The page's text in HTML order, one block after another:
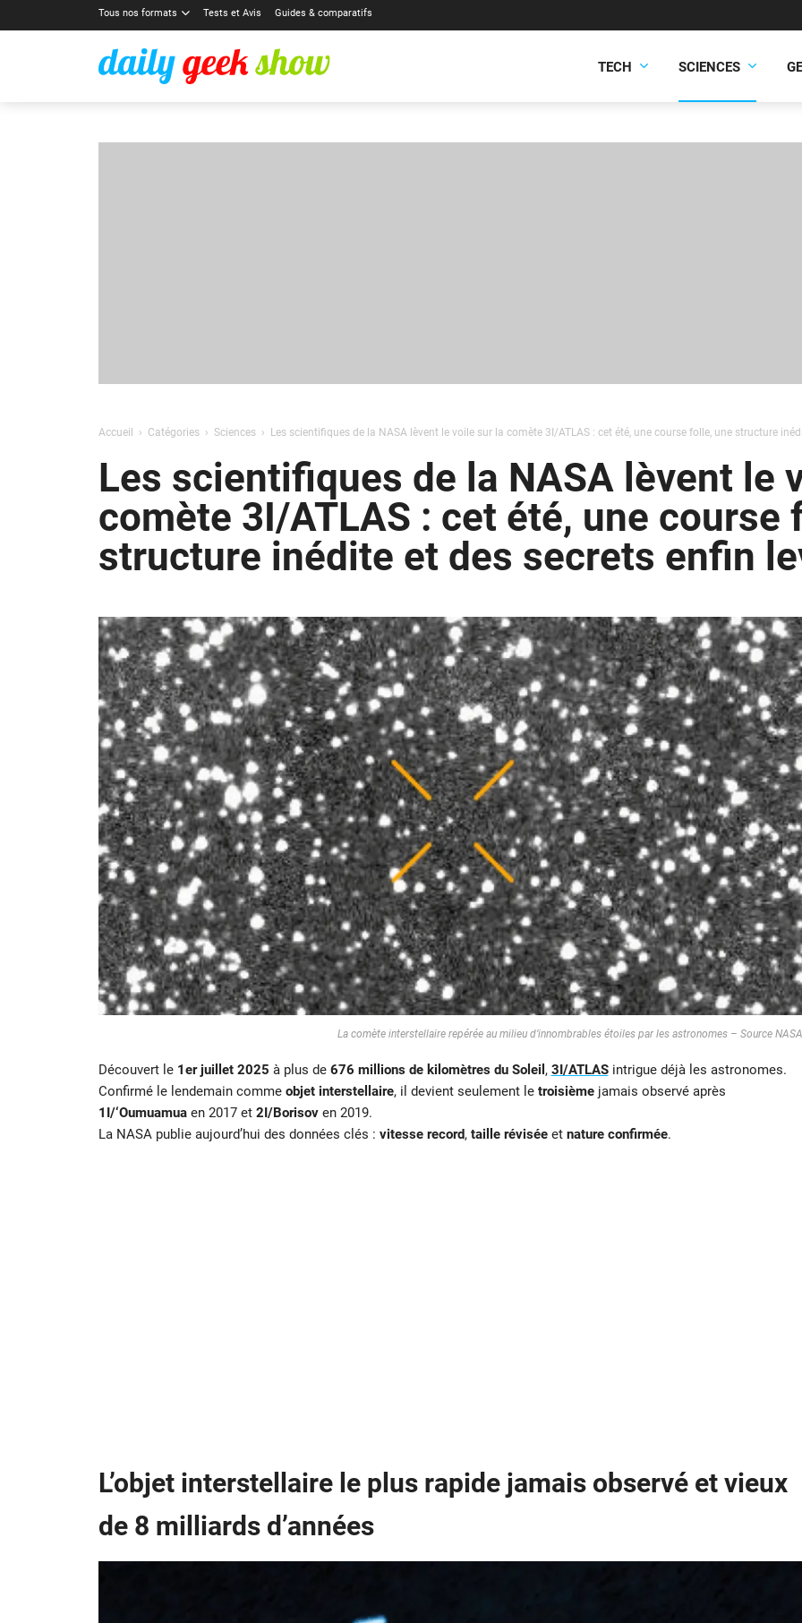
Tous nos formats Tests et Avis Guides & comparatifs
TECH SCIENCES
Accueil Catégories Sciences Les scientifiques de la NASA lèvent le voile sur la comète 3I/ATLAS : cet été, une course folle, une structure
Les scientifiques de la NASA lèvent le
comète 3I/ATLAS : cet été, une course
structure inédite et des secrets enfin
La comète interstellaire repérée au milieu d’innombrables étoiles par les astronomes – Source NASA
Découvert le 1er juillet 2025 à plus de 676 millions de kilomètres du Soleil , 3I/ATLASintrigue déjà les astronomes.
Confirmé le lendemain comme objet interstellaire, il devient seulement le troisièmejamais observé après
1I/‘Oumuamuaen 2017 et 2I/Borisoven 2019.
La NASA publie aujourd’hui des données clés : vitesse record, taille réviséeet nature confirmée.
L’objet interstellaire le plus rapide jamais observé et vieux
de 8 milliards d’années